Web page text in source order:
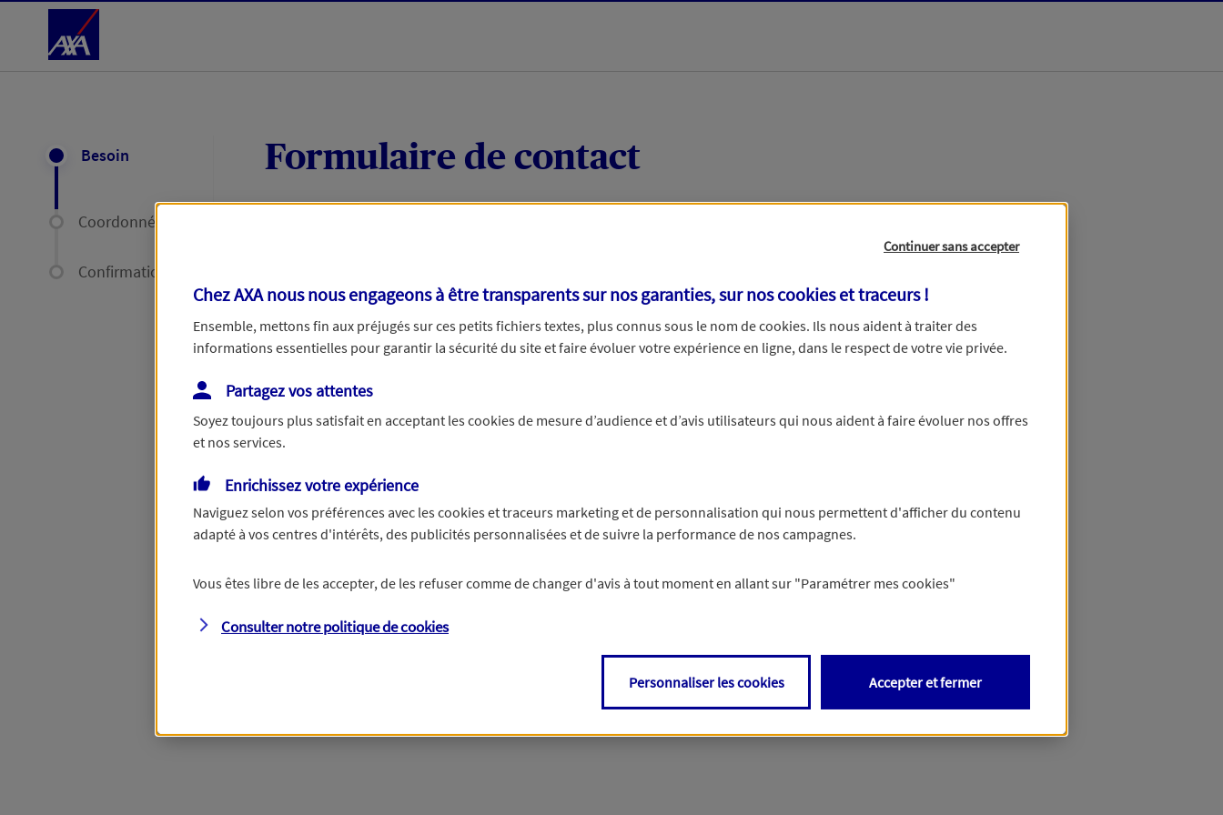
Accéder au Contenu
Besoin
Coordonnées
Confirmation
Formulaire de contact
Votre message :
Vous disposez de droits sur les informations vous concernant. Pour plus d’informations,
Continuer sans accepter
Chez AXA nous nous engageons à être transparents sur nos garanties, sur noscookies et traceurs!
Ensemble, mettons fin aux préjugés sur ces petits fichiers textes, plus connus sous le nom decookies. Ils nous aident à traiter des
informations essentielles pour garantir la sécurité du site et faire évoluer votre expérience en ligne, dans le respect de votre vie privée.
Partagez vos attentes
Soyez toujours plus satisfait en acceptant les cookies de mesure d’audience et d’avis utilisateurs qui nous aident à faire évoluer nos offres
et nos services.
Enrichissez votre expérience
Naviguez selon vos préférences avec les cookies et traceurs marketing et de personnalisation qui nous permettent d'afficher du contenu
adapté à vos centres d'intérêts, des publicités personnalisées et de suivre la performance de nos campagnes.
Vous êtes libre de les accepter, de les refuser comme de changer d'avis à tout moment en allant sur "Paramétrer mes cookies"
Consulter notre politique decookies
Personnaliser les cookies Accepter et fermer